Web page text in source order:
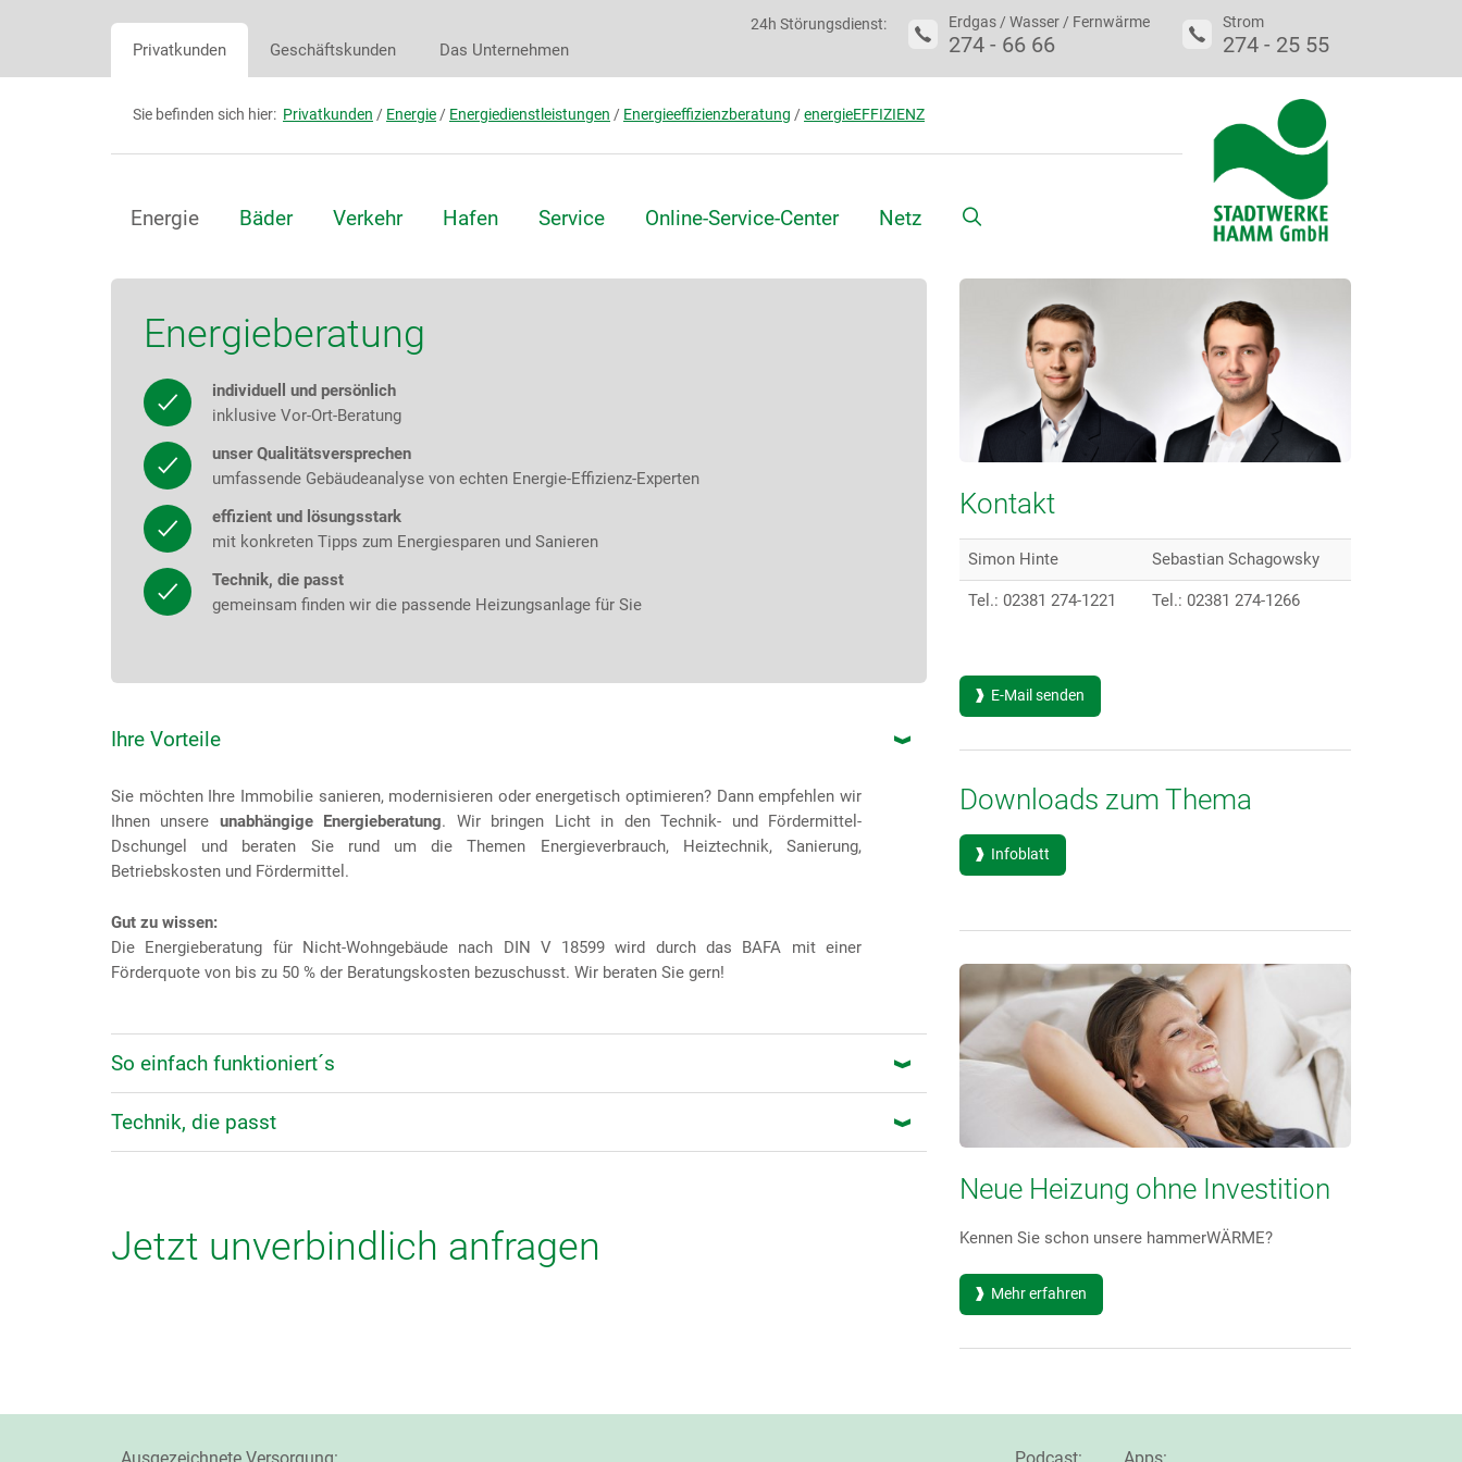
Privatkunden Geschäftskunden Das Unternehmen
24h Störungsdienst: Erdgas / Wasser / Fernwärme
274 - 66 66
Strom
274 - 25 55
Sie befinden sich hier: Privatkunden / Energie / Energiedienstleistungen / Energieeffizienzberatung /energieEFFIZIENZ
Energie Bäder Verkehr Hafen Service Online-Service-Center Netz Suche
Energieberatung
individuell und persönlich
inklusive Vor-Ort-Beratung
unser Qualitätsversprechen
umfassende Gebäudeanalyse von echten Energie-Effizienz-Experten
effizient und lösungsstark
mit konkreten Tipps zum Energiesparen und Sanieren
Technik, die passt
gemeinsam finden wir die passende Heizungsanlage für Sie
Ihre Vorteile
Sie möchten Ihre Immobilie sanieren, modernisieren oder energetisch optimieren? Dann empfehlen wir
Ihnen unsere unabhängige Energieberatung. Wir bringen Licht in den Technik- und Fördermittel-
Dschungel und beraten Sie rund um die Themen Energieverbrauch, Heiztechnik, Sanierung,
Betriebskosten und Fördermittel.
Gut zu wissen:
Die Energieberatung für Nicht-Wohngebäude nach DIN V 18599 wird durch das BAFA mit einer
Förderquote von bis zu 50 % der Beratungskosten bezuschusst. Wir beraten Sie gern!
So einfach funktioniert´s
Technik, die passt
Jetzt unverbindlich anfragen
Kontakt
Simon Hinte Sebastian Schagowsky
Tel.: 02381 274-1221 Tel.: 02381 274-1266
E-Mail senden
Downloads zum Thema
Infoblatt
Neue Heizung ohne Investition
Kennen Sie schon unsere hammerWÄRME?
Mehr erfahren